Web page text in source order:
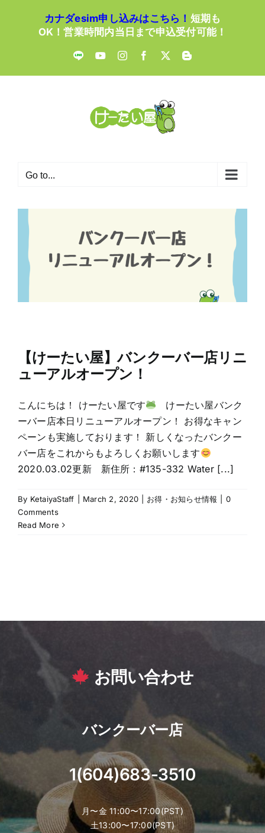
カナダesim申し込みはこちら！ 短期も
OK！営業時間内当日まで申込受付可能！
LINE YouTubeInstagramFacebook
X Blogger
Go to...
【けーたい屋】バンクーバー店リニ
ューアルオープン！
こんにちは！ けーたい屋です
けーたい屋バンク
ーバー店本日リニューアルオープン！ お得なキャン
ペーンも実施しております！ 新しくなったバンクー
バー店をこれからもよろしくお願いします
2020.03.02更新 新住所：#135-332 Water [...]
By KetaiyaStaff March 2, 2020 お得・お知らせ情報
0
Comments
Read More
お問い合わせ
バンクーバー店
1(604)683-3510
月〜金 11:00〜17:00(PST)
土13:00〜17:00(PST)